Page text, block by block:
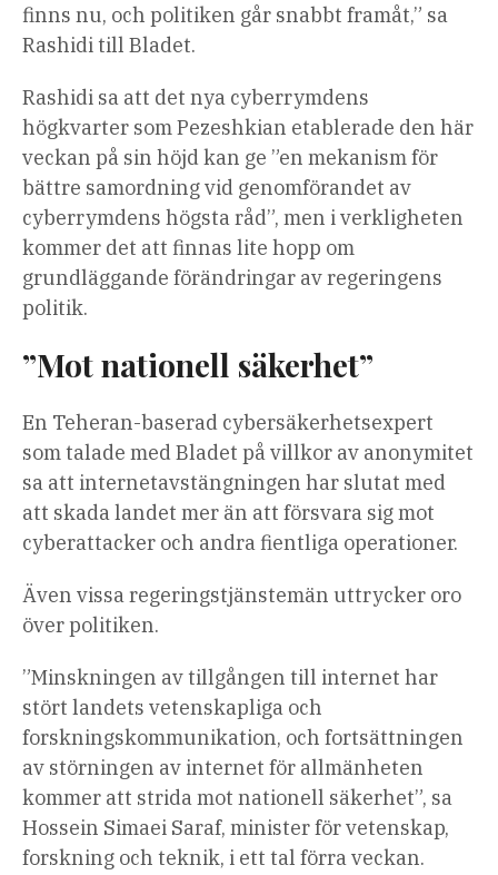
finns nu, och politiken går snabbt framåt,” sa
Rashidi till Bladet.
Rashidi sa att det nya cyberrymdens
högkvarter som Pezeshkian etablerade den här
veckan på sin höjd kan ge ”en mekanism för
bättre samordning vid genomförandet av
cyberrymdens högsta råd”, men i verkligheten
kommer det att finnas lite hopp om
grundläggande förändringar av regeringens
politik.
”Mot nationell säkerhet”
En Teheran-baserad cybersäkerhetsexpert
som talade med Bladet på villkor av anonymitet
sa att internetavstängningen har slutat med
att skada landet mer än att försvara sig mot
cyberattacker och andra fientliga operationer.
Även vissa regeringstjänstemän uttrycker oro
över politiken.
”Minskningen av tillgången till internet har
stört landets vetenskapliga och
forskningskommunikation, och fortsättningen
av störningen av internet för allmänheten
kommer att strida mot nationell säkerhet”, sa
Hossein Simaei Saraf, minister för vetenskap,
forskning och teknik, i ett tal förra veckan.